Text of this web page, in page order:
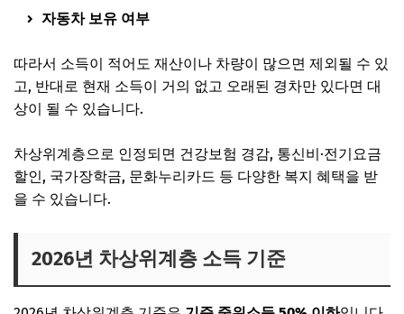
자동차 보유 여부
따라서 소득이 적어도 재산이나 차량이 많으면 제외될 수 있
고, 반대로 현재 소득이 거의 없고 오래된 경차만 있다면 대
상이 될 수 있습니다.
차상위계층으로 인정되면 건강보험 경감, 통신비·전기요금
할인, 국가장학금, 문화누리카드 등 다양한 복지 혜택을 받
을 수 있습니다.
2026년 차상위계층 소득 기준